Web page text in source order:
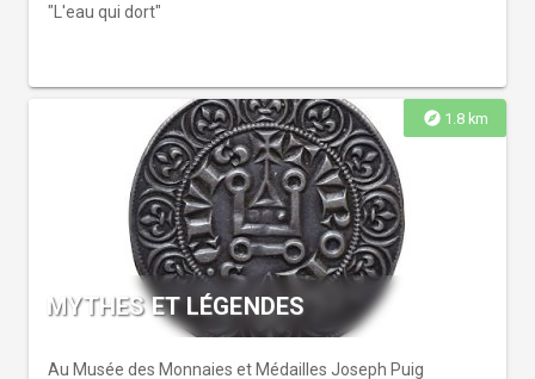
"L'eau qui dort"
explore 1.8 km
MYTHES ET LÉGENDES
Au Musée des Monnaies et Médailles Joseph Puig